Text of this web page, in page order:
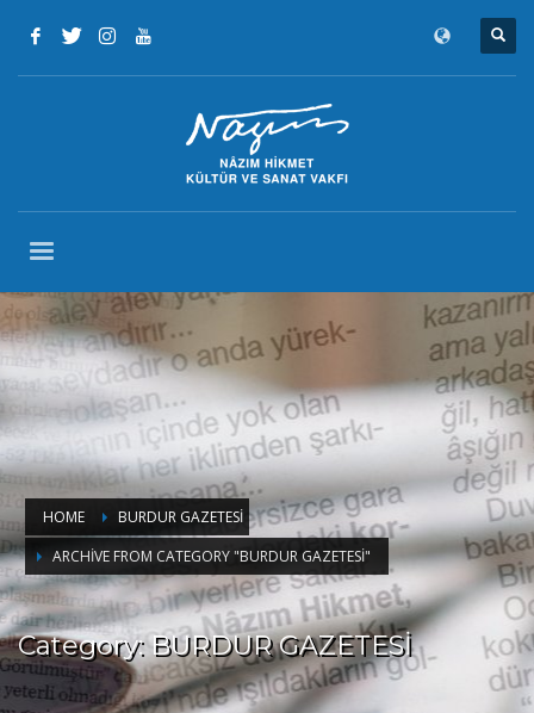
HOME
BURDUR GAZETESİ
ARCHIVE FROM CATEGORY "BURDUR GAZETESİ"
Category: BURDUR GAZETESİ